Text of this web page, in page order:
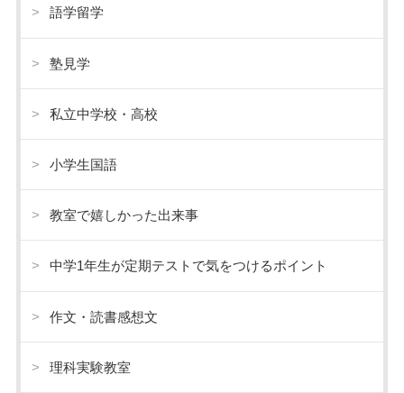
語学留学
塾見学
私立中学校・高校
小学生国語
教室で嬉しかった出来事
中学1年生が定期テストで気をつけるポイント
作文・読書感想文
理科実験教室